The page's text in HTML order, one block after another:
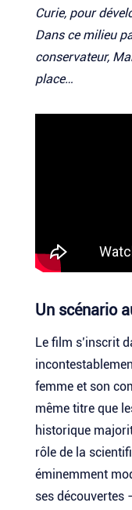
Curie, pour
Dans ce milieu
conservateur,
place…
Un scénario
Le film s’inscrit
femme et son
même titre que
historique
rôle de la
éminemment
ses découvertes